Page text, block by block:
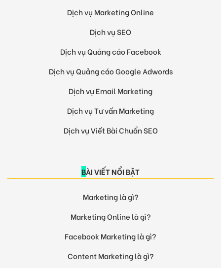
Dịch vụ Marketing Online
Dịch vụ SEO
Dịch vụ Quảng cáo Facebook
Dịch vụ Quảng cáo Google Adwords
Dịch vụ Email Marketing
Dịch vụ Tư vấn Marketing
Dịch vụ Viết Bài Chuẩn SEO
BÀI VIẾT NỔI BẬT
Marketing là gì?
Marketing Online là gì?
Facebook Marketing là gì?
Content Marketing là gì?